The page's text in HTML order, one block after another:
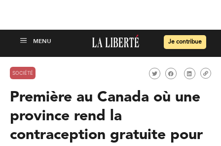
Je contribue
SOCIÉTÉ
Première au Canada où une
province rend la
contraception gratuite pour